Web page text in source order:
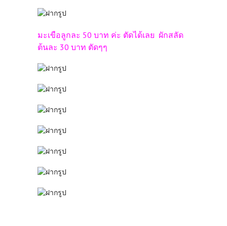
มะเขือลูกละ 50 บาท ค่ะ ตัดได้เลย ผักสลัด
ต้นละ 30 บาท ตัดๆๆ